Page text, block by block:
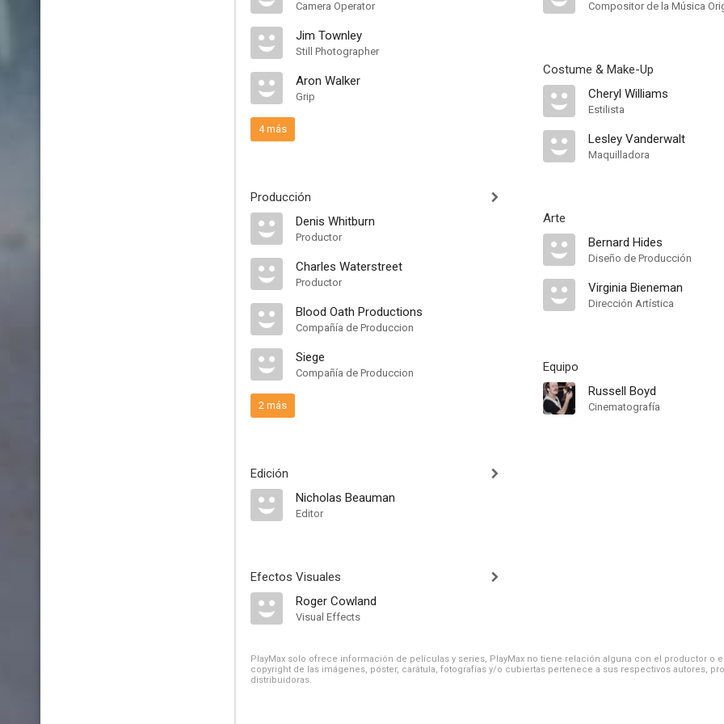
Camera Operator
Jim Townley
Still Photographer
Aron Walker
Grip
4 más
Producción
Denis Whitburn
Productor
Charles Waterstreet
Productor
Blood Oath Productions
Compañía de Produccion
Siege
Compañía de Produccion
2 más
Edición
Nicholas Beauman
Editor
Efectos Visuales
Roger Cowland
Visual Effects
Compositor de la Música
Costume & Make-Up
Cheryl Williams
Estilista
Lesley Vanderwalt
Maquilladora
Arte
Bernard Hides
Diseño de Producción
Virginia Bieneman
Dirección Artística
Equipo
Russell Boyd
Cinematografía
PlayMax solo ofrece información de películas y series, PlayMax no tiene relación alguna con el productor o
copyright de las imágenes, póster, carátula, fotografías y/o cubiertas pertenece a sus respectivos autores,
distribuidoras.